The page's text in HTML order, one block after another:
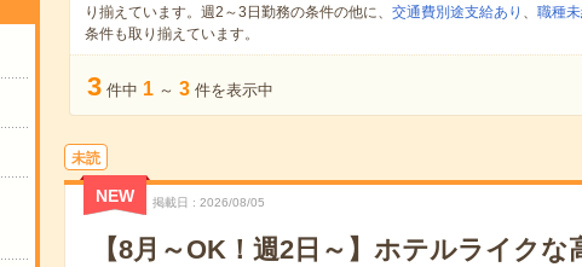
り揃えています。週2～3日勤務の条件の他に、 交通費別途支給あり 、 職種
条件も取り揃えています。
3 件中 1 ～ 3 件を表示中
未読
NEW 掲載日 2026/08/05
【8月～OK！週2日～】ホテルライク